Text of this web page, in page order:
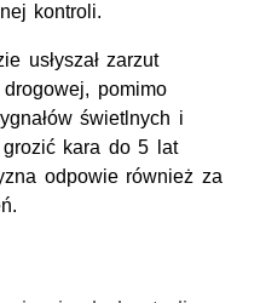
kontroli.
usłyszał zarzut
pomimo
świetlnych i
kara do 5 lat
odpowie również za